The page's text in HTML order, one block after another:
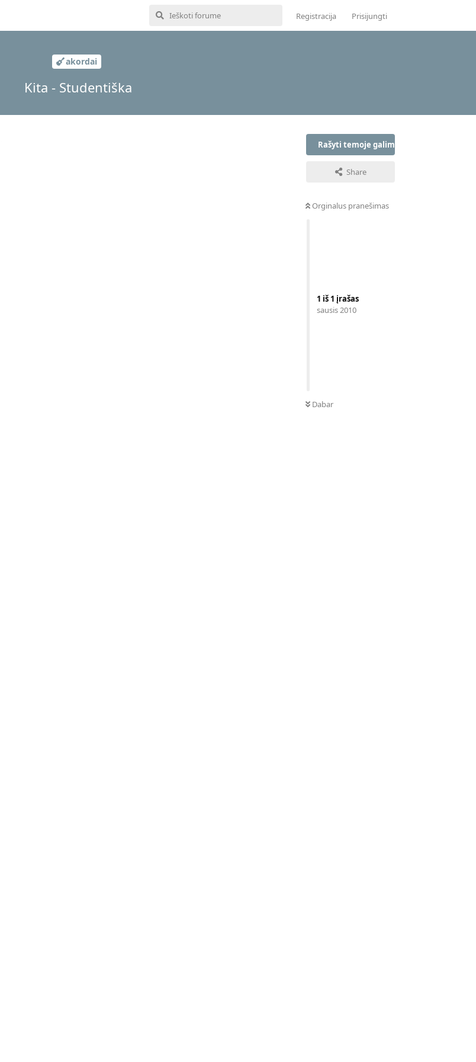
Registracija Prisijungti
akordai
Kita - Studentiška
Rašyti temoje galima tik prisijungus
Share
Orginalus pranešimas
1 iš 1 įrašas
sausis 2010
Dabar